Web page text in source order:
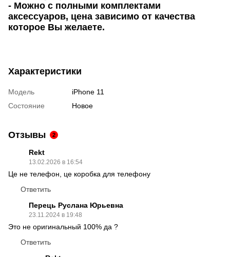
- Можно с полными комплектами
аксессуаров, цена зависимо от качества
которое Вы желаете.
Характеристики
Модель
iPhone 11
Состояние
Новое
Отзывы 2
Rekt
13.02.2026 в 16:54
Це не телефон, це коробка для телефону
Ответить
Перець Руслана Юрьевна
23.11.2024 в 19:48
Это не оригинальный 100% да ?
Ответить